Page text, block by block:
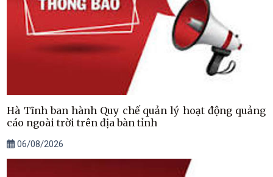
Hà Tĩnh ban hành Quy chế quản lý hoạt động quảng
cáo ngoài trời trên địa bàn tỉnh
06/08/2026